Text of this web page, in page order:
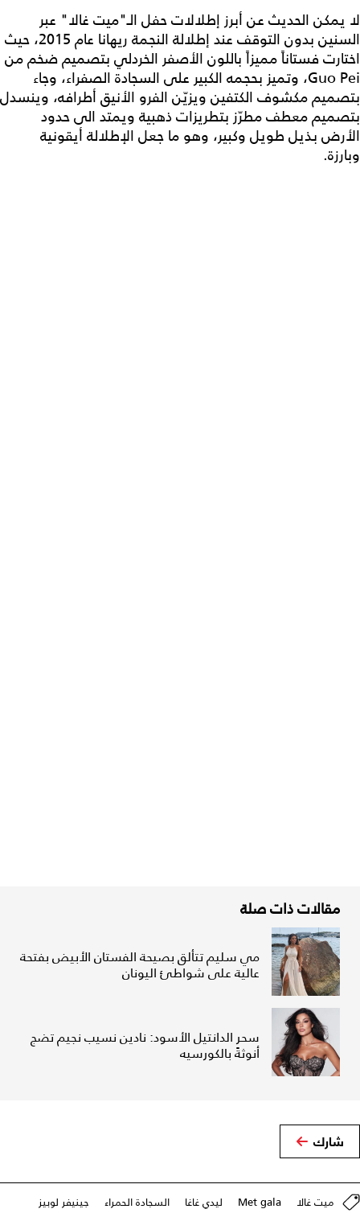
لا يمكن الحديث عن أبرز إطلالات حفل الـ"ميت غالا" عبر
السنين بدون التوقف عند إطلالة النجمة ريهانا عام 2015، حيث
اختارت فستاناً مميزاً باللون الأصفر الخردلي بتصميم ضخم من
Guo Pei، وتميز بحجمه الكبير على السجادة الصفراء، وجاء
بتصميم مكشوف الكتفين ويزيّن الفرو الأنيق أطرافه، وينسدل
بتصميم معطف مطرّز بتطريزات ذهبية ويمتد الى حدود
الأرض بذيل طويل وكبير، وهو ما جعل الإطلالة أيقونية
وبارزة.
مقالات ذات صلة
مي سليم تتألق بصيحة الفستان الأبيض بفتحة
عالية على شواطئ اليونان
سحر الدانتيل الأسود: نادين نسيب نجيم تضج
أنوثةً بالكورسيه
شارك
ميت غالا Met gala ليدي غاغا السجادة الحمراء جينيفر لوبيز